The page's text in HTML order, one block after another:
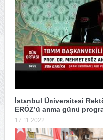
İstanbul Üniversitesi
ERÖZ’ü anma günü
17.11.2022